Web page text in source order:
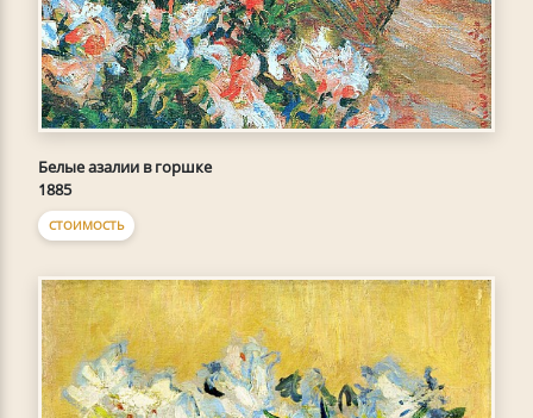
Белые азалии в горшке
1885
СТОИМОСТЬ